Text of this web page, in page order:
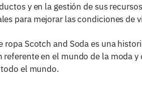
y en la gestión de sus
para mejorar las condiciones de
ropa Scotch and Soda es una
referente en el mundo de la
el mundo.